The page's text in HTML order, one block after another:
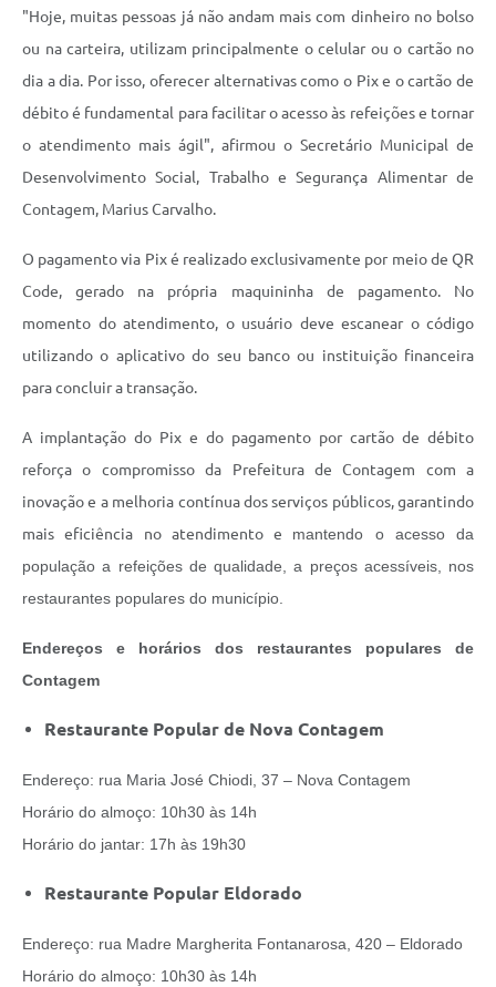
"Hoje, muitas pessoas já não andam mais com dinheiro no bolso
ou na carteira, utilizam principalmente o celular ou o cartão no
dia a dia. Por isso, oferecer alternativas como o Pix e o cartão de
débito é fundamental para facilitar o acesso às refeições e tornar
o atendimento mais ágil", afirmou o Secretário Municipal de
Desenvolvimento Social, Trabalho e Segurança Alimentar de
Contagem, Marius Carvalho.
O pagamento via Pix é realizado exclusivamente por meio de QR
Code, gerado na própria maquininha de pagamento. No
momento do atendimento, o usuário deve escanear o código
utilizando o aplicativo do seu banco ou instituição financeira
para concluir a transação.
A implantação do Pix e do pagamento por cartão de débito
reforça o compromisso da Prefeitura de Contagem com a
inovação e a melhoria contínua dos serviços públicos, garantindo
mais eficiência no atendimento e mantendo o acesso da
população a refeições de qualidade, a preços acessíveis, nos
restaurantes populares do município.
Endereços e horários dos restaurantes populares de
Contagem
Restaurante Popular de Nova Contagem
Endereço: rua Maria José Chiodi, 37 – Nova Contagem
Horário do almoço: 10h30 às 14h
Horário do jantar: 17h às 19h30
Restaurante Popular Eldorado
Endereço: rua Madre Margherita Fontanarosa, 420 – Eldorado
Horário do almoço: 10h30 às 14h